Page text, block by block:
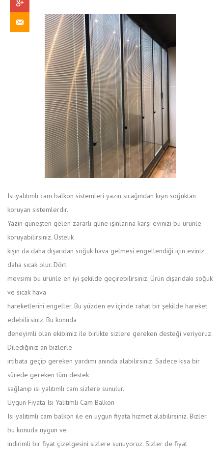
İLETIŞIM
Isı yalıtımlı cam balkon sistemleri yazın sıcağından kışın soğuktan
koruyan sistemlerdir.
Yazın güneşten gelen zararlı güne ışınlarına karşı evinizi bu ürünle
koruyabilirsiniz. Üstelik
kışın da daha dışarıdan soğuk hava gelmesi engellendiği için eviniz
daha sıcak olur. Dört
mevsimi bu ürünle en iyi şekilde geçirebilirsiniz. Ürün dışarıdaki soğuk
ve sıcak hava
hareketlerini engeller. Bu yüzden ev içinde rahat bir şekilde hareket
edebilirsiniz. Bu konuda
deneyimli olan ekibimiz ile birlikte sizlere gereken desteği veriyoruz.
Dilediğiniz an bizlerle
irtibata geçip gereken yardımı anında alabilirsiniz. Sadece kısa bir
sürede gereken tüm destek
sağlanıp ısı yalıtımlı cam sizlere sunulur.
Uygun Fiyata Isı Yalıtımlı Cam Balkon
Isı yalıtımlı cam balkon ile en uygun fiyata hizmet alabilirsiniz. Bizler
bu konuda uygun ve
indirimli bir fiyat çizelgesini sizlere sunuyoruz. Sizler de fiyat